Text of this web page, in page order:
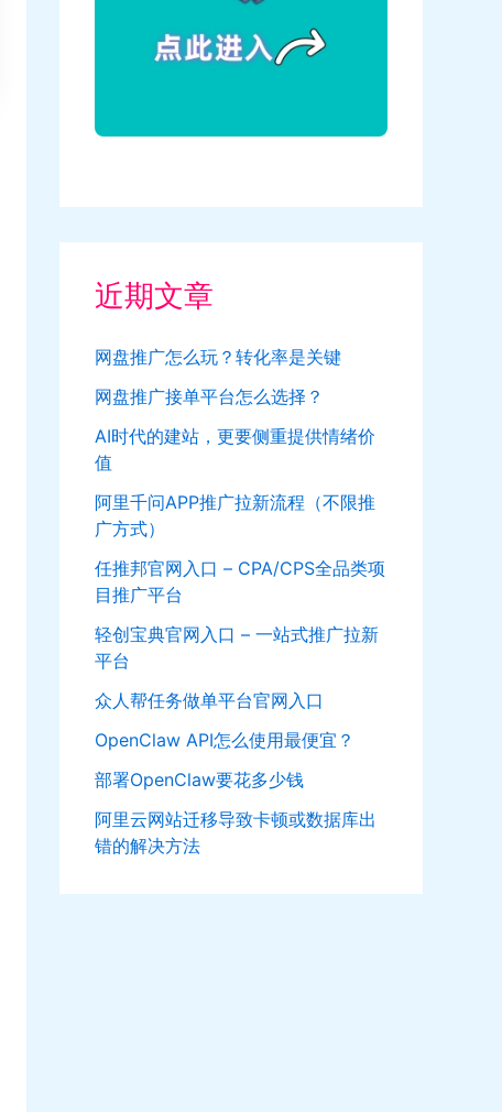
近期文章
网盘推广怎么玩？转化率是关键
网盘推广接单平台怎么选择？
AI时代的建站，更要侧重提供情绪价
值
阿里千问APP推广拉新流程（不限推
广方式）
任推邦官网入口 – CPA/CPS全品类项
目推广平台
轻创宝典官网入口 – 一站式推广拉新
平台
众人帮任务做单平台官网入口
OpenClaw API怎么使用最便宜？
部署OpenClaw要花多少钱
阿里云网站迁移导致卡顿或数据库出
错的解决方法